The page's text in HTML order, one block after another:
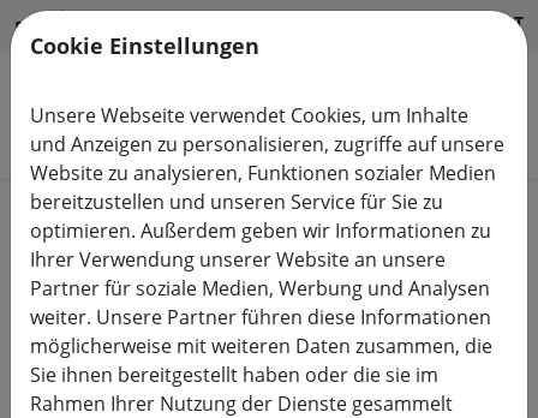
DE HILFE & SUPPORT
Produkte suchen
Passwort Vergessen?
E-MAIL SENDEN
Cookie Einstellungen
Unsere Webseite verwendet Cookies, um Inhalte
und Anzeigen zu personalisieren, zugriffe auf unsere
Website zu analysieren, Funktionen sozialer Medien
bereitzustellen und unseren Service für Sie zu
optimieren. Außerdem geben wir Informationen zu
Ihrer Verwendung unserer Website an unsere
Partner für soziale Medien, Werbung und Analysen
weiter. Unsere Partner führen diese Informationen
möglicherweise mit weiteren Daten zusammen, die
Sie ihnen bereitgestellt haben oder die sie im
Rahmen Ihrer Nutzung der Dienste gesammelt